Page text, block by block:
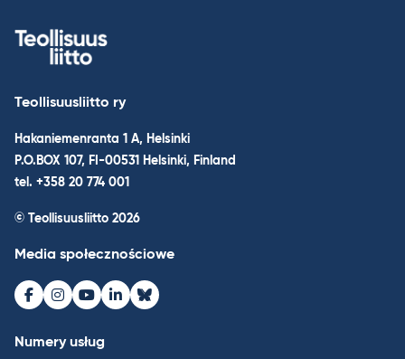
Teollisuusliitto ry
Hakaniemenranta 1 A, Helsinki
P.O.BOX 107, FI-00531 Helsinki, Finland
tel. +358 20 774 001
© Teollisuusliitto 2026
Media społecznościowe
Facebook
Instagram
Youtube
LinkedInBluesky
Numery usług